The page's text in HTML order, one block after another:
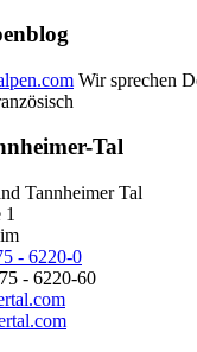
Wir sprechen
Tal
Tannheimer Tal
- 6220-0
- 6220-60